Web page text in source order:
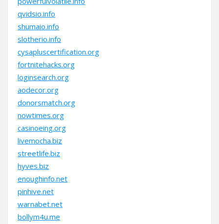
qvidsio.info
shumaio.info
slotherio.info
cysapluscertification.org
fortnitehacks.org
loginsearch.org
aodecor.org
donorsmatch.org
nowtimes.org
casinoeing.org
livemocha.biz
streetlife.biz
hyves.biz
enoughinfo.net
pinhive.net
warnabet.net
bollym4u.me